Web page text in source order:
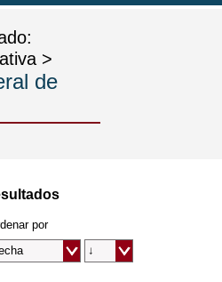
>
de
por